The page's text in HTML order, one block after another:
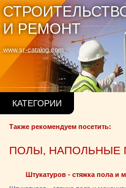
www.sr-catalog.com
И РЕМОНТ
КАТЕГОРИИ
Также рекомендуем посетить:
ПОЛЫ, НАПОЛЬНЫЕ
Штукатуров - стяжка пола и